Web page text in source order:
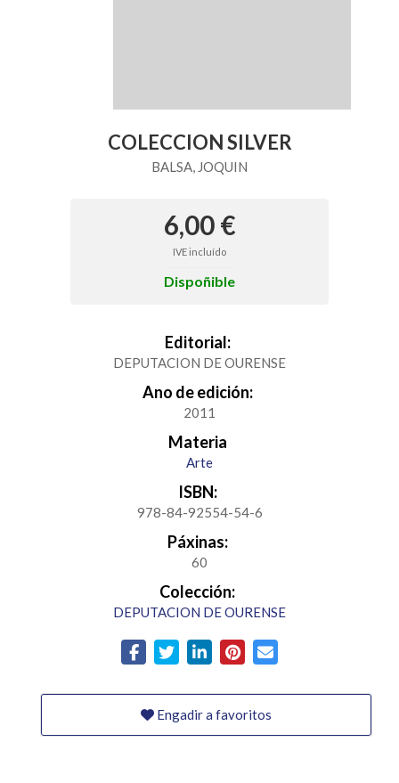
COLECCION SILVER
BALSA, JOQUIN
6,00 €
IVE incluído
Dispoñible
Editorial:
DEPUTACION DE OURENSE
Ano de edición:
2011
Materia
Arte
ISBN:
978-84-92554-54-6
Páxinas:
60
Colección:
DEPUTACION DE OURENSE
Engadir a favoritos